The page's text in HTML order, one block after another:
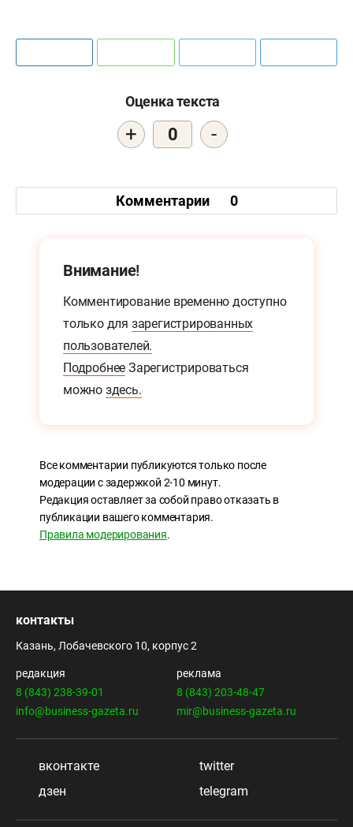
Оценка текста
+ 0 -
Комментарии 0
Внимание!
Комментирование временно доступно
только для зарегистрированных
пользователей.
Подробнее Зарегистрироваться
можно здесь.
Все комментарии публикуются только после
модерации с задержкой 2-10 минут.
Редакция оставляет за собой право отказать в
публикации вашего комментария.
Правила модерирования.
контакты
Казань, Лобачевского 10, корпус 2
редакция
8 (843) 238-39-01
info@business-gazeta.ru
реклама
8 (843) 203-48-47
mir@business-gazeta.ru
вконтакте
twitter
дзен
telegram